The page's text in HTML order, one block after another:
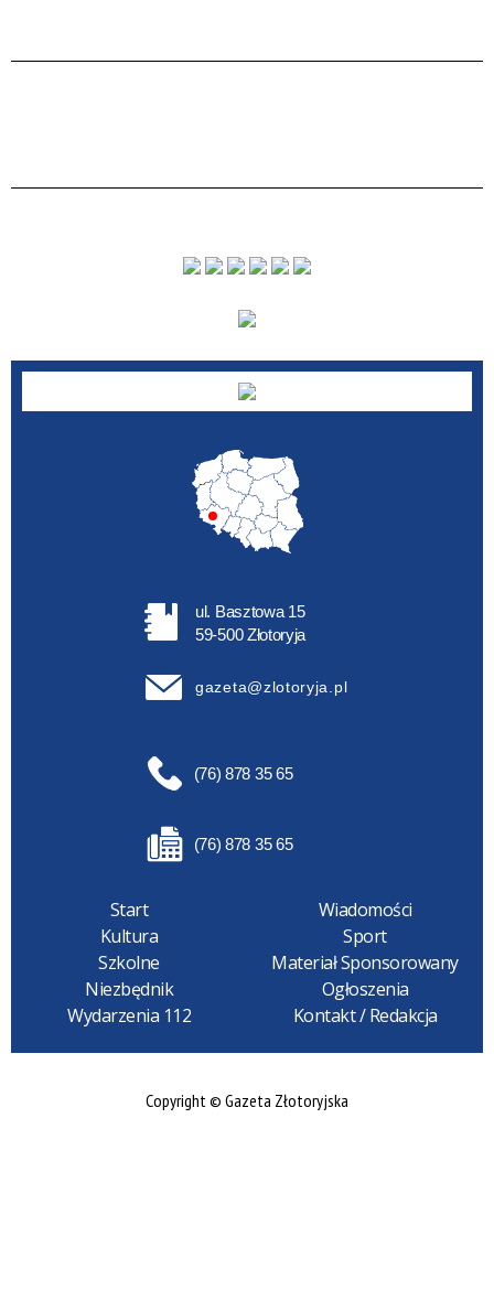
ul. Basztowa 15
59-500 Złotoryja
gazeta@zlotoryja.pl
(76) 878 35 65
(76) 878 35 65
Start
Wiadomości
Kultura
Sport
Szkolne
Materiał Sponsorowany
Niezbędnik
Ogłoszenia
Wydarzenia 112
Kontakt / Redakcja
Copyright © Gazeta Złotoryjska